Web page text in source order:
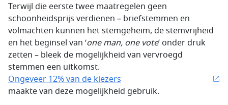
Terwijl die eerste twee maatregelen geen
schoonheidsprijs verdienen – briefstemmen en
volmachten kunnen het stemgeheim, de stemvrijheid
en het beginsel van ‘one man, one vote’ onder druk
zetten – bleek de mogelijkheid van vervroegd
stemmen een uitkomst.
Ongeveer 12% van de kiezers
maakte van deze mogelijkheid gebruik.